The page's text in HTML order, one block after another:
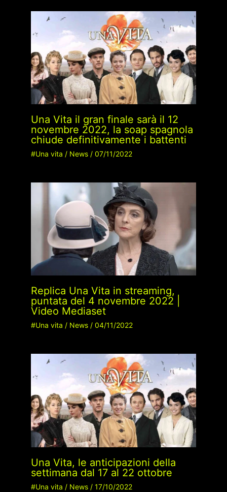
Una Vita il gran finale sarà il 12
novembre 2022, la soap spagnola
chiude definitivamente i battenti
#Una vita / News/ 07/11/2022
Replica Una Vita in streaming,
puntata del 4 novembre 2022 |
Video Mediaset
#Una vita / News/ 04/11/2022
Una Vita, le anticipazioni della
settimana dal 17 al 22 ottobre
#Una vita / News/ 17/10/2022